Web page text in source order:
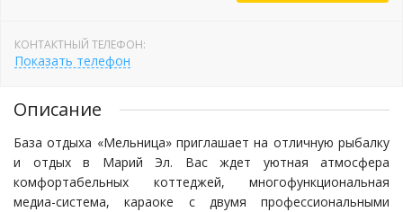
КОНТАКТНЫЙ ТЕЛЕФОН:
Показать телефон
Описание
База отдыха «Мельница» приглашает на отличную рыбалку
и отдых в Марий Эл. Вас ждет уютная атмосфера
комфортабельных коттеджей, многофункциональная
медиа-система, караоке с двумя профессиональными